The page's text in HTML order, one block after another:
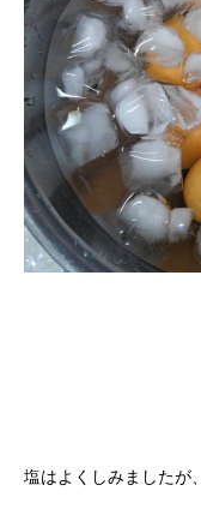
塩はよくしみましたが、